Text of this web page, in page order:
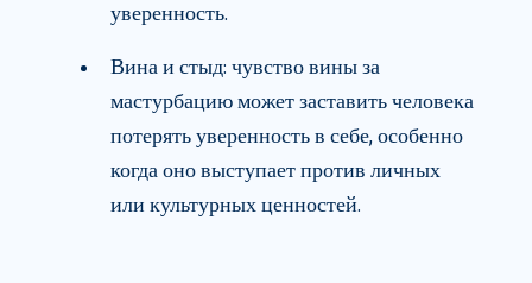
уверенность.
Вина и стыд: чувство вины за
мастурбацию может заставить человека
потерять уверенность в себе, особенно
когда оно выступает против личных
или культурных ценностей.